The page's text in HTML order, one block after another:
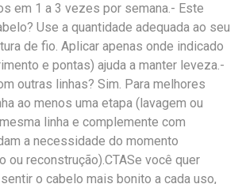
em 1 a 3 vezes por semana.- Este
Use a quantidade adequada ao seu
de fio. Aplicar apenas onde indicado
e pontas) ajuda a manter leveza.-
outras linhas? Sim. Para melhores
ao menos uma etapa (lavagem ou
linha e complemente com
a necessidade do momento
ou reconstrução).CTASe você quer
o cabelo mais bonito a cada uso,